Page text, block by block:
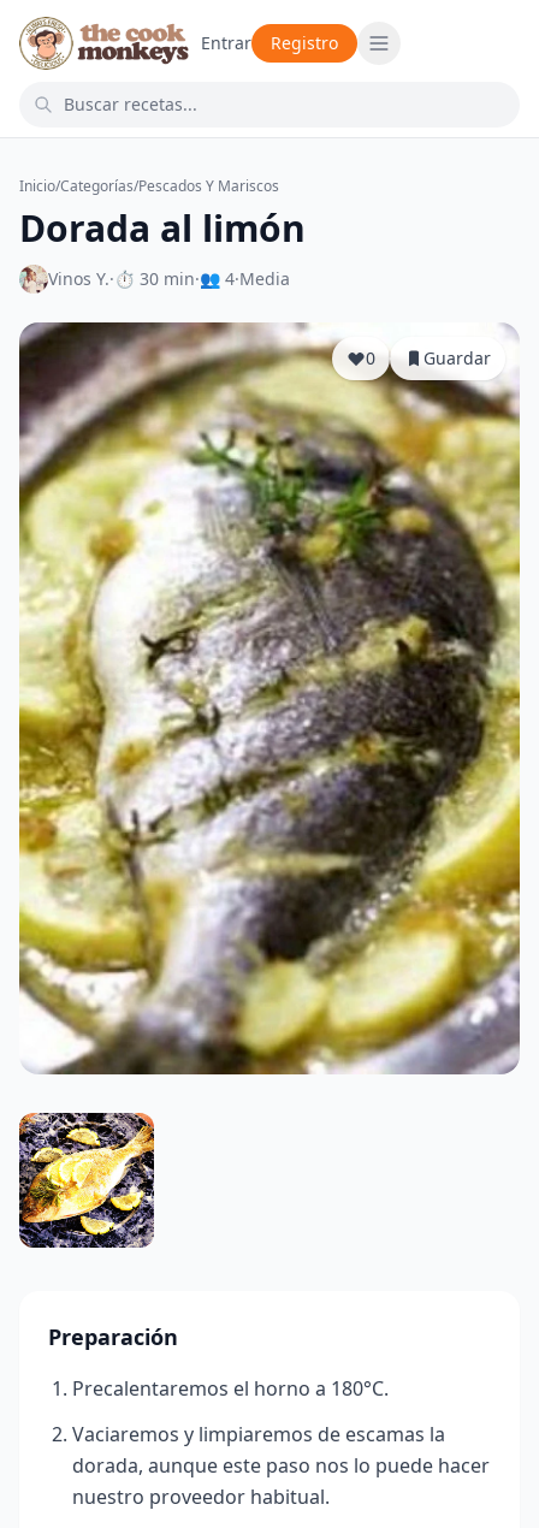
Entrar Registro
Inicio/Categorías/Pescados Y Mariscos
Dorada al limón
Vinos Y.·⏱ 30 min·👥 4·Media
0 Guardar
Preparación
Precalentaremos el horno a 180°C.
Vaciaremos y limpiaremos de escamas la
dorada, aunque este paso nos lo puede hacer
nuestro proveedor habitual.